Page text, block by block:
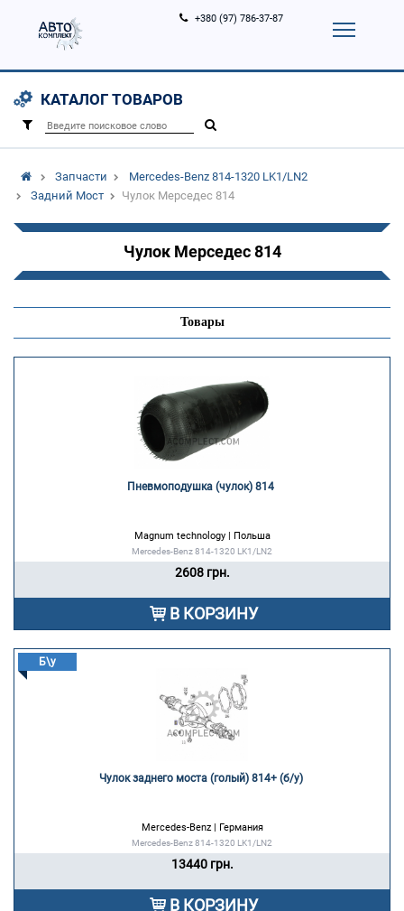
0)
Услуги
+380 (97) 786-37-87
КАТАЛОГ ТОВАРОВ
Запчасти
Mercedes-Benz 814-1320 LK1/LN2
Задний Мост
Чулок Мерседес 814
Чулок Мерседес 814
Товары
Пневмоподушка (чулок) 814
Magnum technology | Польша
Mercedes-Benz 814-1320 LK1/LN2
2608 грн.
В КОРЗИНУ
Б\у
Чулок заднего моста (голый) 814+ (б/у)
Mercedes-Benz | Германия
Mercedes-Benz 814-1320 LK1/LN2
13440 грн.
В КОРЗИНУ